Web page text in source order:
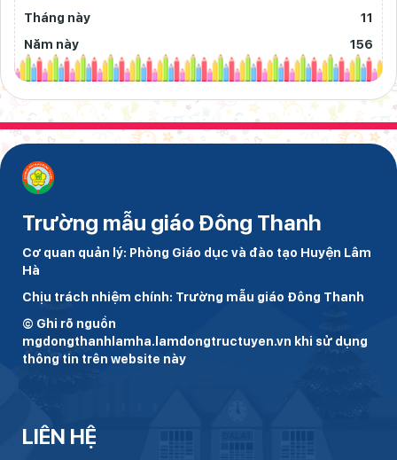
Tháng này
11
Năm này
156
Trường mẫu giáo Đông Thanh
Cơ quan quản lý: Phòng Giáo dục và đào tạo Huyện Lâm
Hà
Chịu trách nhiệm chính: Trường mẫu giáo Đông Thanh
© Ghi rõ nguồn
mgdongthanhlamha.lamdongtructuyen.vn khi sử dụng
thông tin trên website này
LIÊN HỆ